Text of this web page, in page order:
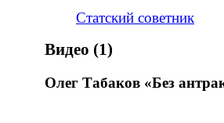
Статский советник
Видео (1)
Олег Табаков «Без